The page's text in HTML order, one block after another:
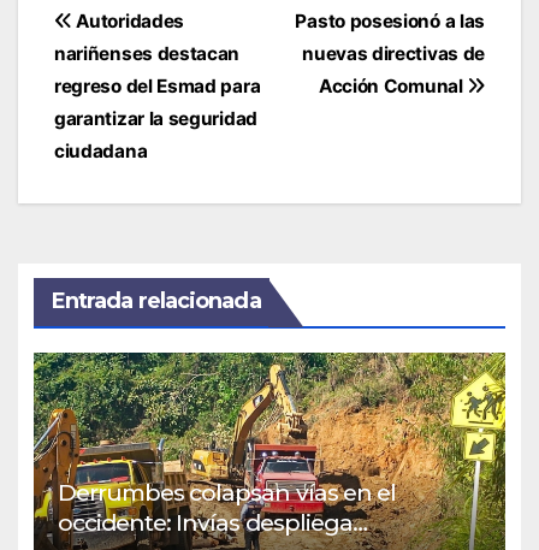
Navegación
de
entradas
Pasto posesionó a las
nuevas directivas de
Acción Comunal
Autoridades
nariñenses destacan
regreso del Esmad para
garantizar la seguridad
ciudadana
Entrada relacionada
Derrumbes colapsan vías en el
occidente: Invías despliega